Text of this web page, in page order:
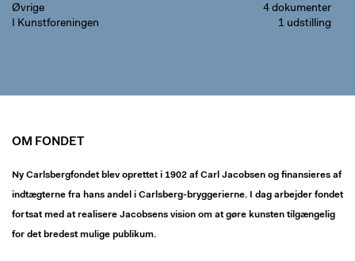
Øvrige
4 dokumenter
I Kunstforeningen
1 udstilling
OM FONDET
Ny Carlsbergfondet blev oprettet i 1902 af Carl Jacobsen og finansieres af
indtægterne fra hans andel i Carlsberg-bryggerierne. I dag arbejder fondet
fortsat med at realisere Jacobsens vision om at gøre kunsten tilgængelig
for det bredest mulige publikum.